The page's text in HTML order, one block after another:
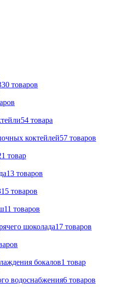
товаров
54 товара
коктейлей57 товаров
товар
13 товаров
товаров
11 товаров
шоколада17 товаров
бокалов1 товар
водоснабжения6 товаров